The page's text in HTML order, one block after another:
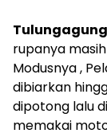
rupanya
Modusnya ,
dibiarkan
dipotong lalu
memakai